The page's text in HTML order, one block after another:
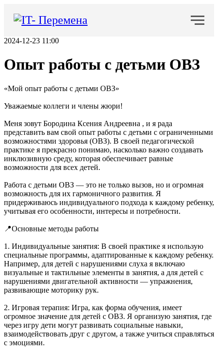
2024-12-23 11:00
Опыт работы с детьми ОВЗ
«Мой опыт работы с детьми ОВЗ»
Уважаемые коллеги и члены жюри!
Меня зовут Бородина Ксения Андреевна , и я рада
представить вам свой опыт работы с детьми с ограниченными
возможностями здоровья (ОВЗ). В своей педагогической
практике я прекрасно понимаю, насколько важно создавать
инклюзивную среду, которая обеспечивает равные
возможности для всех детей.
Работа с детьми ОВЗ — это не только вызов, но и огромная
возможность для их гармоничного развития. Я
придерживаюсь индивидуального подхода к каждому ребенку,
учитывая его особенности, интересы и потребности.
📍Основные методы работы
1. Индивидуальные занятия: В своей практике я использую
специальные программы, адаптированные к каждому ребенку.
Например, для детей с нарушениями слуха я включаю
визуальные и тактильные элементы в занятия, а для детей с
нарушениями двигательной активности — упражнения,
развивающие моторику рук.
2. Игровая терапия: Игра, как форма обучения, имеет
огромное значение для детей с ОВЗ. Я организую занятия, где
через игру дети могут развивать социальные навыки,
взаимодействовать друг с другом, а также учиться справляться
с эмоциями.